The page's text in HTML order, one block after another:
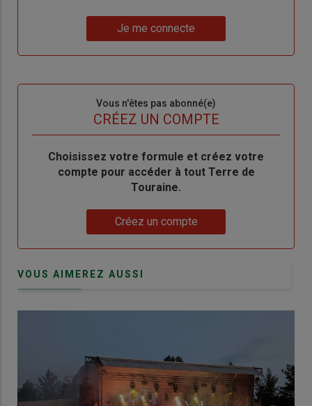
de
me
Je me connecte
Vous n'êtes pas abonné(e)
CRÉEZ UN COMPTE
BodyChoisissez votre formule et créez votre
compte pour accéder à tout Terre de
Touraine.
Créez un compte
VOUS AIMEREZ AUSSI